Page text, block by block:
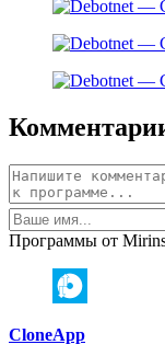
Программы от
CloneApp